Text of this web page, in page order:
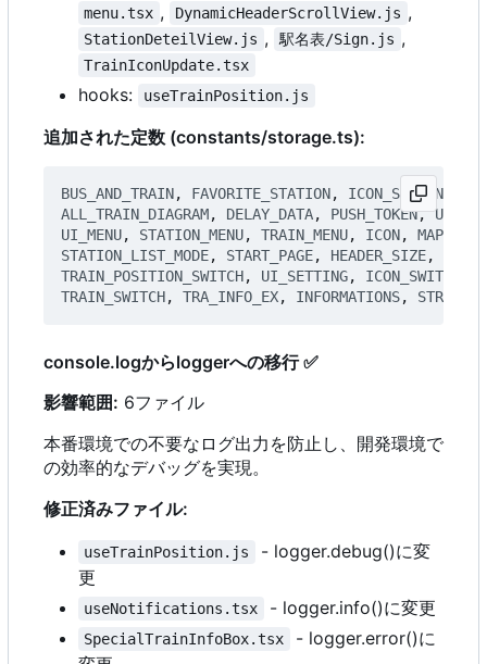
menu.tsx , DynamicHeaderScrollView.js ,
StationDeteilView.js , 駅名表/Sign.js ,
TrainIconUpdate.tsx
hooks: useTrainPosition.js
追加された定数 (constants/storage.ts):
BUS_AND_TRAIN, FAVORITE_STATION, ICON_SETTING
ALL_TRAIN_DIAGRAM, DELAY_DATA, PUSH_TOKEN,
UI_MENU, STATION_MENU, TRAIN_MENU, ICON,
STATION_LIST_MODE, START_PAGE, HEADER_SIZE,
TRAIN_POSITION_SWITCH, UI_SETTING, ICON_SWITCH
TRAIN_SWITCH, TRA_INFO_EX, INFORMATIONS,
console.logからloggerへの移行✅
影響範囲: 6ファイル
本番環境での不要なログ出力を防止し、開発環境で
の効率的なデバッグを実現。
修正済みファイル:
useTrainPosition.js
- logger.debug()に変
更
useNotifications.tsx - logger.info()に変更
SpecialTrainInfoBox.tsx
- logger.error()に